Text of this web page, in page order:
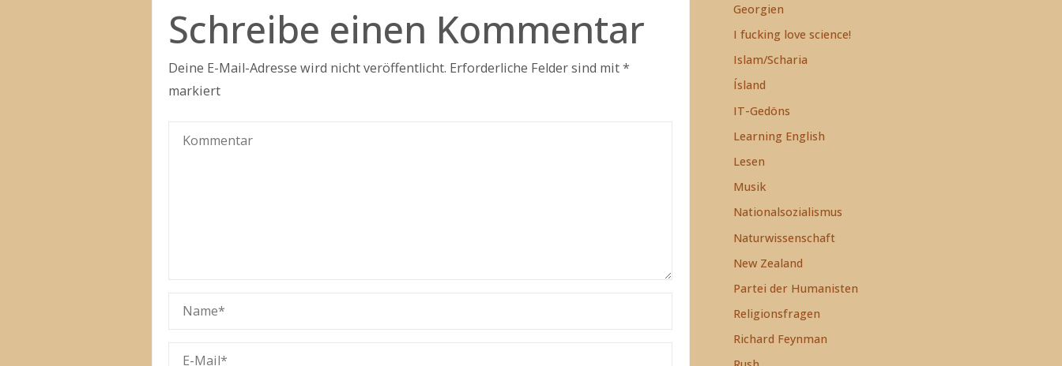
Schreibe einen Kommentar
Deine E-Mail-Adresse wird nicht veröffentlicht. Erforderliche Felder sind mit*
markiert
Georgien
I fucking love science!
Islam/Scharia
Ísland
IT-Gedöns
Learning English
Lesen
Musik
Nationalsozialismus
Naturwissenschaft
New Zealand
Partei der Humanisten
Religionsfragen
Richard Feynman